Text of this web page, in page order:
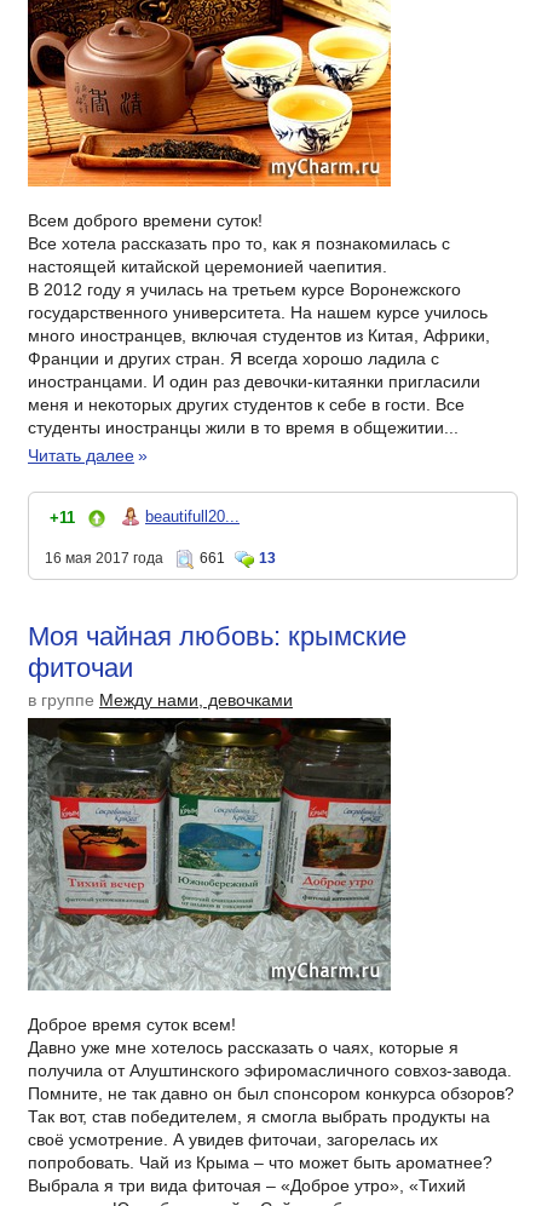
Всем доброго времени суток!
Все хотела рассказать про то, как я познакомилась с
настоящей китайской церемонией чаепития.
В 2012 году я училась на третьем курсе Воронежского
государственного университета. На нашем курсе училось
много иностранцев, включая студентов из Китая, Африки,
Франции и других стран. Я всегда хорошо ладила с
иностранцами. И один раз девочки-китаянки пригласили
меня и некоторых других студентов к себе в гости. Все
студенты иностранцы жили в то время в общежитии...
Читать далее»
+11 beautifull20...
16 мая 2017 года 661 13
Моя чайная любовь: крымские
фиточаи
в группе Между нами, девочками
Доброе время суток всем!
Давно уже мне хотелось рассказать о чаях, которые я
получила от Алуштинского эфиромасличного совхоз-завода.
Помните, не так давно он был спонсором конкурса обзоров?
Так вот, став победителем, я смогла выбрать продукты на
своё усмотрение. А увидев фиточаи, загорелась их
попробовать. Чай из Крыма – что может быть ароматнее?
Выбрала я три вида фиточая – «Доброе утро», «Тихий